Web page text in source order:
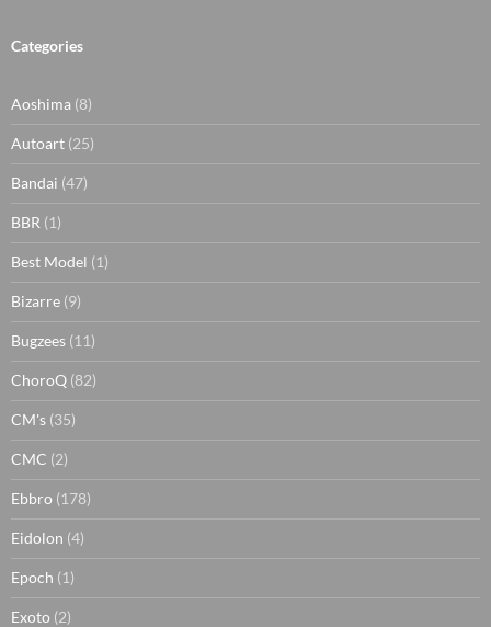
Categories
Aoshima (8)
Autoart (25)
Bandai (47)
BBR (1)
Best Model (1)
Bizarre (9)
Bugzees (11)
ChoroQ (82)
CM's (35)
CMC (2)
Ebbro (178)
Eidolon (4)
Epoch (1)
Exoto (2)